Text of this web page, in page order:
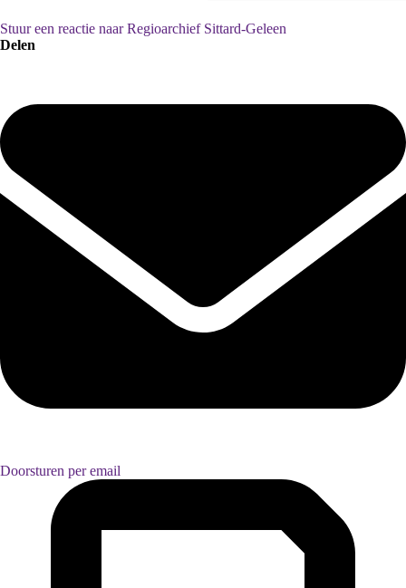
Stuur een reactie naar Regioarchief Sittard-Geleen
Delen
Doorsturen per email